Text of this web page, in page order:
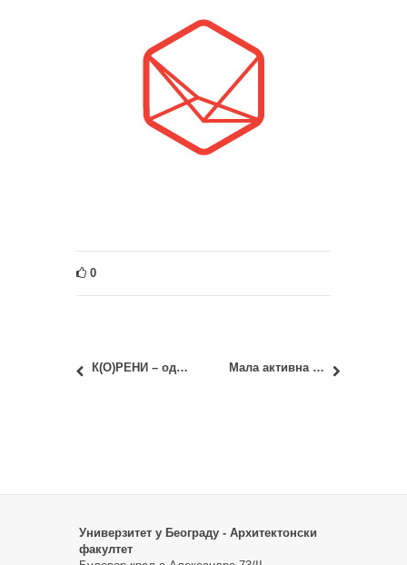
0
К(О)РЕНИ – од семена до Земуна Мала активна места – МАМ
Универзитет у Београду - Архитектонски
факултет